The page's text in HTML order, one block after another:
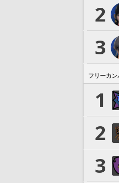
2
3
フリーカ
1
2
3